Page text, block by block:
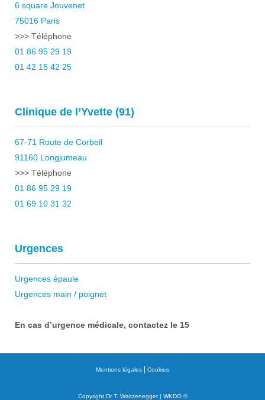
6 square Jouvenet
75016 Paris
>>> Téléphone
01 86 95 29 19
01 42 15 42 25
Clinique de l’Yvette (91)
67-71 Route de Corbeil
91160 Longjumeau
>>> Téléphone
01 86 95 29 19
01 69 10 31 32
Urgences
Urgences épaule
Urgences main / poignet
En cas d’urgence médicale, contactez le 15
Mentions légales Cookies
Copyright Dr T. Waitzenegger | WKDO©